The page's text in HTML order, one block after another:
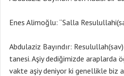
Enes Alimoğlu: “Salla
Abdulaziz Bayındır:
tanesi. Aşiy dediğimizde araplarda
vakte aşiy deniyor ki genellikle biz